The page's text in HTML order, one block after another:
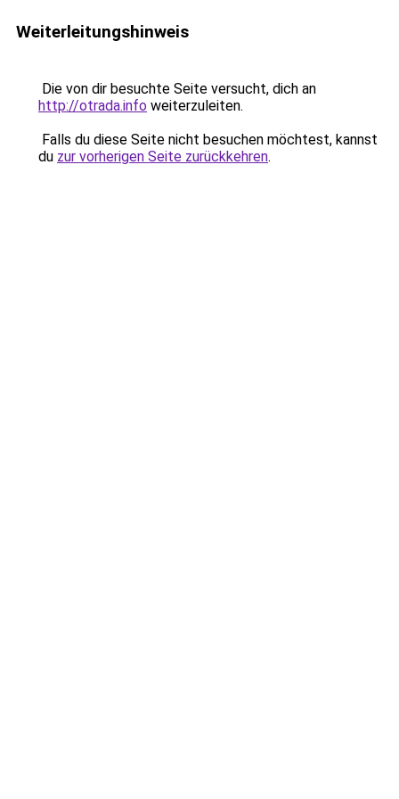
Weiterleitungshinweis
Die von dir besuchte Seite versucht, dich an
http://otrada.info weiterzuleiten.
Falls du diese Seite nicht besuchen möchtest, kannst
du zur vorherigen Seite zurückkehren.